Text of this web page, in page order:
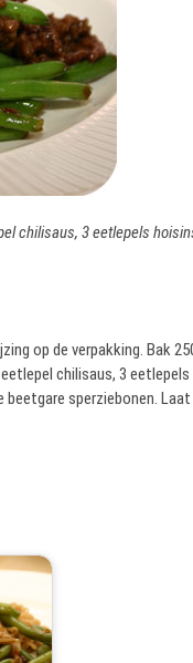
chilisaus, 3 eetlepels
op de verpakking. Bak
chilisaus, 3 eetlepels
sperziebonen.